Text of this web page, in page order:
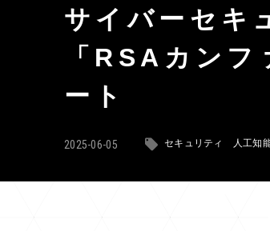
サイバーセキ
「RSAカン
ート
2025-06-05 セキュリティ 人工知